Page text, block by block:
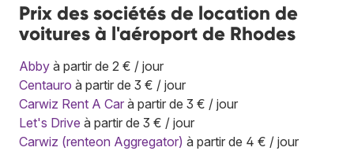
Prix des sociétés de location de
voitures à l'aéroport de Rhodes
Abby à partir de 2 € / jour
Centauro à partir de 3 € / jour
Carwiz Rent A Car à partir de 3 € / jour
Let's Drive à partir de 3 € / jour
Carwiz (renteon Aggregator) à partir de 4 € / jour